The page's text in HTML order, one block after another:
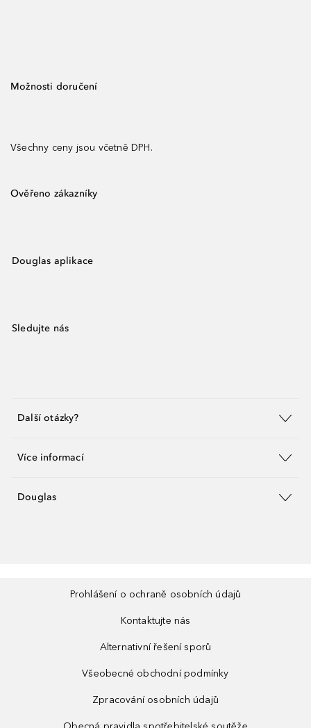
Možnosti doručení
Všechny ceny jsou včetně DPH.
Ověřeno zákazníky
Douglas aplikace
Sledujte nás
Další otázky?
Více informací
Douglas
Prohlášení o ochraně osobních údajů
Kontaktujte nás
Alternativní řešení sporů
Všeobecné obchodní podmínky
Zpracování osobních údajů